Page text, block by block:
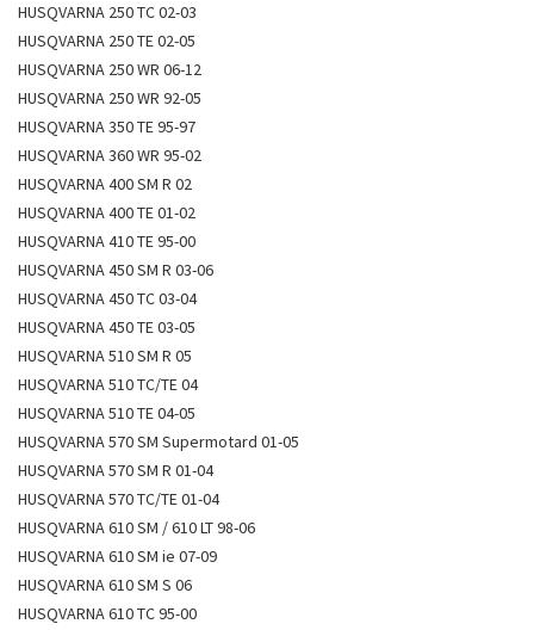
HUSQVARNA 250 TC 02-03
HUSQVARNA 250 TE 02-05
HUSQVARNA 250 WR 06-12
HUSQVARNA 250 WR 92-05
HUSQVARNA 350 TE 95-97
HUSQVARNA 360 WR 95-02
HUSQVARNA 400 SM R 02
HUSQVARNA 400 TE 01-02
HUSQVARNA 410 TE 95-00
HUSQVARNA 450 SM R 03-06
HUSQVARNA 450 TC 03-04
HUSQVARNA 450 TE 03-05
HUSQVARNA 510 SM R 05
HUSQVARNA 510 TC/TE 04
HUSQVARNA 510 TE 04-05
HUSQVARNA 570 SM Supermotard 01-05
HUSQVARNA 570 SM R 01-04
HUSQVARNA 570 TC/TE 01-04
HUSQVARNA 610 SM / 610 LT 98-06
HUSQVARNA 610 SM ie 07-09
HUSQVARNA 610 SM S 06
HUSQVARNA 610 TC 95-00